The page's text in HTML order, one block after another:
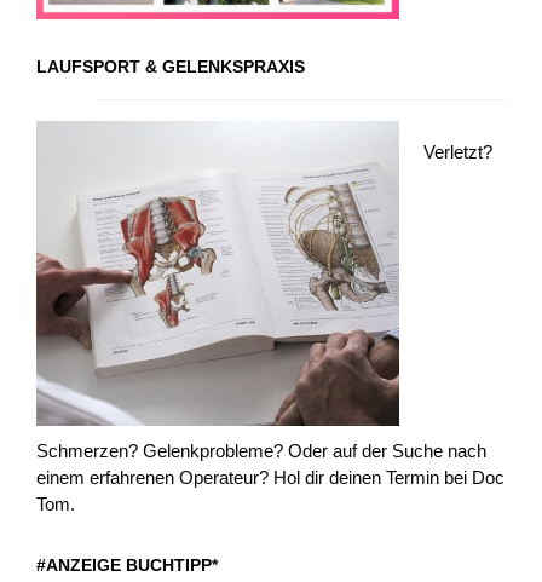
LAUFSPORT & GELENKSPRAXIS
Verletzt?
Schmerzen? Gelenkprobleme? Oder auf der Suche nach
einem erfahrenen Operateur? Hol dir deinen Termin bei Doc
Tom.
#ANZEIGE BUCHTIPP*